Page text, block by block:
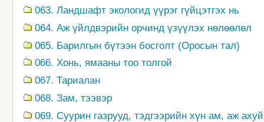
063. Ландшафт экологид үүрэг гүйцэтгэх нь
064. Аж үйлдвэрийн орчинд үзүүлэх нөлөөлөл
065. Барилгын бүтээн босголт (Оросын тал)
066. Хонь, ямааны тоо толгой
067. Тариалан
068. Зам, тээвэр
069. Суурин газрууд, тэдгээрийн хүн ам, аж